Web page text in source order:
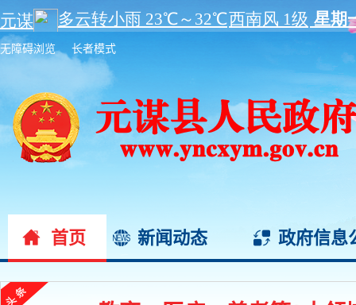
无障碍浏览 长者模式
首页 新闻动态 政府信息